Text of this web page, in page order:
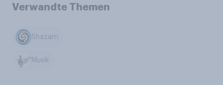
Verwandte Themen
Shazam
Musik